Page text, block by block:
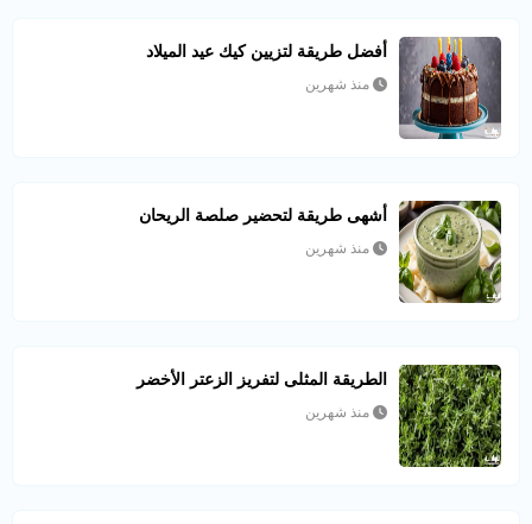
أفضل طريقة لتزيين كيك عيد الميلاد
منذ شهرين
أشهى طريقة لتحضير صلصة الريحان
منذ شهرين
الطريقة المثلى لتفريز الزعتر الأخضر
منذ شهرين